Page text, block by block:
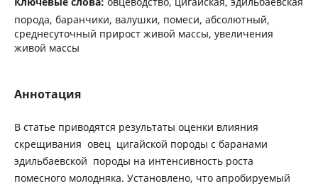
порода, баранчики, валушки, помеси, абсолютный,
среднесуточный прирост живой массы, увеличения
живой массы
Аннотация
В статье приводятся результаты оценки влияния
скрещивания овец цигайской породы с баранами
эдильбаевской породы на интенсивность роста
помесного молодняка. Установлено, что апробируемый